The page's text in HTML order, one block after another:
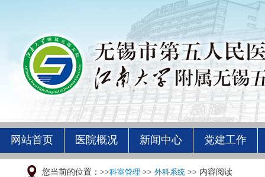
网站首页 医院概况 新闻中心 党建工作
您当前的位置：>>科室管理 >> 外科系统 >> 内容阅读